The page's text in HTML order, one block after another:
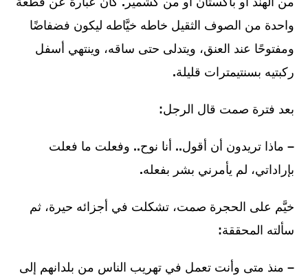
واحدة من الصوف الثقيل خاطه خيَّاطه ليكون فضفاضًا
ومفتوحًا عند العنق، ويتدلى حتى ساقه، وينتهي أسفل
ركبتيه بسنتيمترات قليلة.
بعد فترة صمت قال الرجل:
– ماذا تريدون أن أقول.. أنا نوح.. وفعلت ما فعلت
بإراداتي، لم يأمرني بشر بفعله.
خيَّم على الحجرة صمت، تشكلت في أجزائه حيرة، ثم
سألته المحققة:
– منذ متى وأنت تعمل في تهريب الناس من بلدانهم إلى